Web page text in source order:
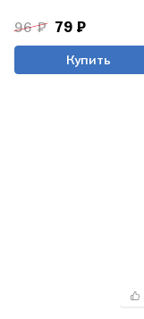
96 ₽ 79 ₽
Купить